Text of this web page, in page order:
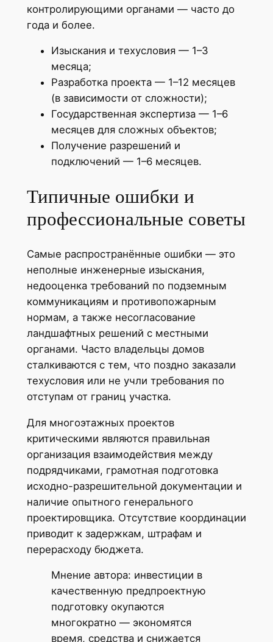
контролирующими органами — часто до
года и более.
Изыскания и техусловия — 1–3
месяца;
Разработка проекта — 1–12 месяцев
(в зависимости от сложности);
Государственная экспертиза — 1–6
месяцев для сложных объектов;
Получение разрешений и
подключений — 1–6 месяцев.
Типичные ошибки и
профессиональные советы
Самые распространённые ошибки — это
неполные инженерные изыскания,
недооценка требований по подземным
коммуникациям и противопожарным
нормам, а также несогласование
ландшафтных решений с местными
органами. Часто владельцы домов
сталкиваются с тем, что поздно заказали
техусловия или не учли требования по
отступам от границ участка.
Для многоэтажных проектов
критическими являются правильная
организация взаимодействия между
подрядчиками, грамотная подготовка
исходно-разрешительной документации и
наличие опытного генерального
проектировщика. Отсутствие координации
приводит к задержкам, штрафам и
перерасходу бюджета.
Мнение автора: инвестиции в
качественную предпроектную
подготовку окупаются
многократно — экономятся
время, средства и снижается